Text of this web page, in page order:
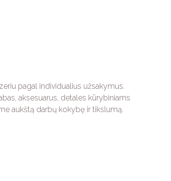
pagal individualius užsakymus.
aksesuarus, detales kūrybiniams
aukštą darbų kokybę ir tikslumą.